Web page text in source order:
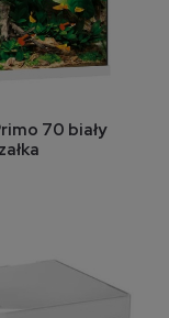
70 biały